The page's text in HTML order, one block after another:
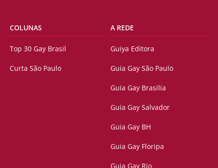
COLUNAS
Top 30 Gay Brasil
Curta São Paulo
A REDE
Guiya Editora
Guia Gay São Paulo
Guia Gay Brasilia
Guia Gay Salvador
Guia Gay BH
Guia Gay Floripa
Guia Gay Rio